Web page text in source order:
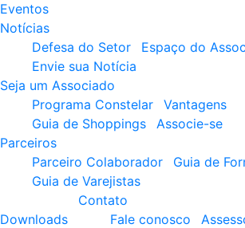
Eventos
Notícias
Defesa do Setor
Espaço do
Envie sua Notícia
Seja um Associado
Programa Constelar
Vantagens
Guia de Shoppings
Associe-se
Parceiros
Parceiro Colaborador
Guia de
Guia de Varejistas
Downloads
Contato
Fale conosco